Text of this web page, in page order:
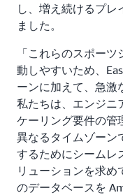
し、増え続けるプレ
ました。
「これらのスポー
動しやすいため、
ーンに加えて、急激
私たちは、エンジニ
ケーリング要件の管
異なるタイムゾーン
するためにシームレ
リューションを求め
のデータベースを